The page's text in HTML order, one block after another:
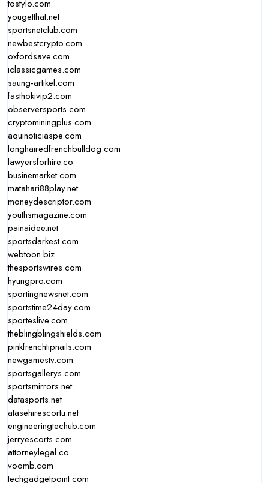
tostylo.com
yougetthat.net
sportsnetclub.com
newbestcrypto.com
oxfordsave.com
iclassicgames.com
saung-artikel.com
fasthokivip2.com
observersports.com
cryptominingplus.com
aquinoticiaspe.com
longhairedfrenchbulldog.com
lawyersforhire.co
businemarket.com
matahari88play.net
moneydescriptor.com
youthsmagazine.com
painaidee.net
sportsdarkest.com
webtoon.biz
thesportswires.com
hyungpro.com
sportingnewsnet.com
sportstime24day.com
sporteslive.com
theblingblingshields.com
pinkfrenchtipnails.com
newgamestv.com
sportsgallerys.com
sportsmirrors.net
datasports.net
atasehirescortu.net
engineeringtechub.com
jerryescorts.com
attorneylegal.co
voomb.com
techgadgetpoint.com